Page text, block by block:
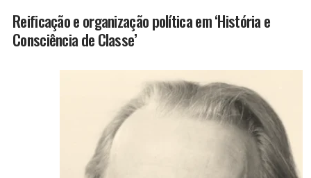
Reificação e organização política em ‘História e
Consciência de Classe’